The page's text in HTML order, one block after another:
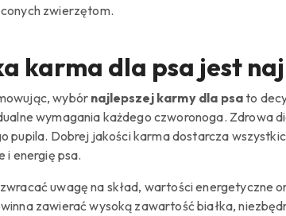
zwierzętom.
karma dla psa jest
wybór najlepszej karmy dla psato
wymagania każdego czworonoga. Zdrowa
pupila. Dobrej jakości karma dostarcza
i energię psa.
uwagę na skład, wartości energetyczne
zawierać wysoką zawartość białka,